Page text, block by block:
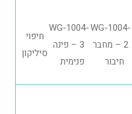
WG-1004-
2 – מחבר
חיבור
WG-1004-
3 – פינה
פנימית
חיפוי
סיליקון